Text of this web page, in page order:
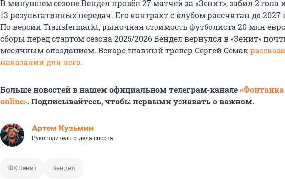
В минувшем сезоне Вендел провёл 27 матчей за «Зенит», забил 2 гола
13 результативных передач. Его контракт с клубом рассчитан до 2027
По версии Transfermarkt, рыночная стоимость футболиста 20 млн
сборы перед стартом сезона 2025/2026 Вендел вернулся в «Зенит»
месячным опозданием. Вскоре главный тренер Сергей Семак
наказании для него.
Больше новостей в нашем официальном телеграм-канале«Фонтанка
online». Подписывайтесь, чтобы первыми узнавать о важном.
Артем Кузьмин
Руководитель отдела спорта
ФК Зенит Вендел